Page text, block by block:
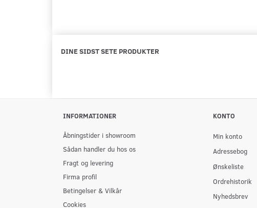
DINE SIDST SETE PRODUKTER
INFORMATIONER
Åbningstider i showroom
Sådan handler du hos os
Fragt og levering
Firma profil
Betingelser & Vilkår
Cookies
KONTO
Min konto
Adressebog
Ønskeliste
Ordrehistorik
Nyhedsbrev